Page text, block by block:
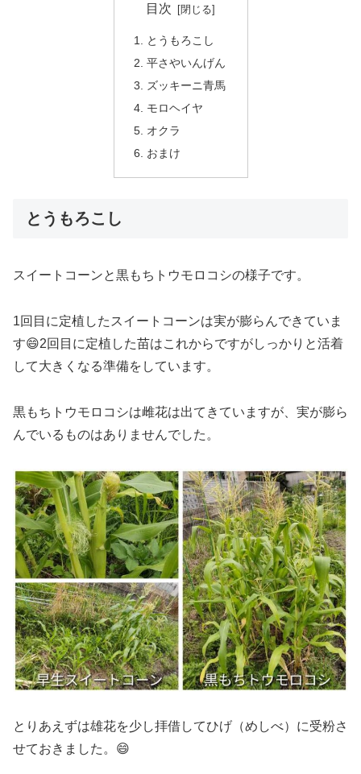
目次
とうもろこし
平さやいんげん
ズッキーニ青馬
モロヘイヤ
オクラ
おまけ
とうもろこし
スイートコーンと黒もちトウモロコシの様子です。
1回目に定植したスイートコーンは実が膨らんできていま
す😄2回目に定植した苗はこれからですがしっかりと活着
して大きくなる準備をしています。
黒もちトウモロコシは雌花は出てきていますが、実が膨ら
んでいるものはありませんでした。
とりあえずは雄花を少し拝借してひげ（めしべ）に受粉さ
せておきました。😄